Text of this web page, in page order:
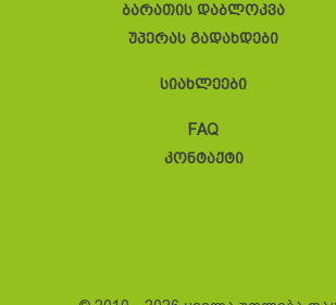
ბარათის დაბლოკვა
უპერას გადახდები
სიახლეები
FAQ
კონტაქტი